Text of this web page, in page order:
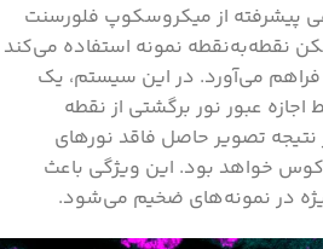
پیشرفته از میکروسکوپ فلورسنت
نقطه‌به‌نقطه نمونه استفاده می‌کند
می‌آورد. در این سیستم، یک
عبور نور برگشتی از نقطه
تصویر حاصل فاقد نورهای
خواهد بود. این ویژگی باعث
در نمونه‌های ضخیم می‌شود.